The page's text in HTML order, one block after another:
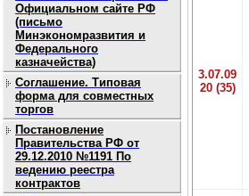
Официальном сайте РФ
(письмо
Минэкономразвития и
Федерального
казначейства)
Соглашение. Типовая
форма для совместных
торгов
Постановление
Правительства РФ от
29.12.2010 №1191 По
ведению реестра
контрактов
3.07.09
20 (35)